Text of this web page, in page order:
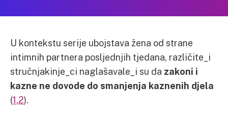
U kontekstu serije ubojstava žena od strane
intimnih partnera posljednjih tjedana, različite_i
stručnjakinje_ci naglašavale_i su da zakoni i
kazne ne dovode do smanjenja kaznenih djela
(1,2).